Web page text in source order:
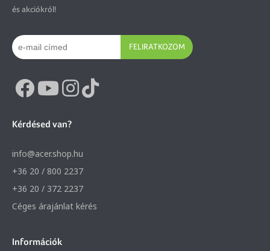
és akciókról!
FELIRATKOZOM
Kérdésed van?
info@acer.shop.hu
+36 20 / 800 2237
+36 20 / 372 2237
Céges árajánlat kérés
Információk